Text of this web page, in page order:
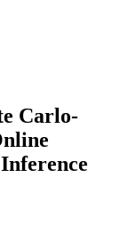
Carlo-